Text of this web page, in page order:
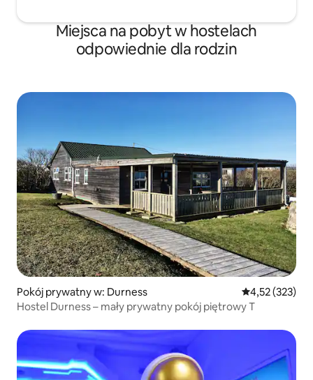
Miejsca na pobyt w hostelach
odpowiednie dla rodzin
Pokój prywatny w: Durness Średnia
4,52 (323)
Hostel Durness – mały prywatny pokój piętrowy T